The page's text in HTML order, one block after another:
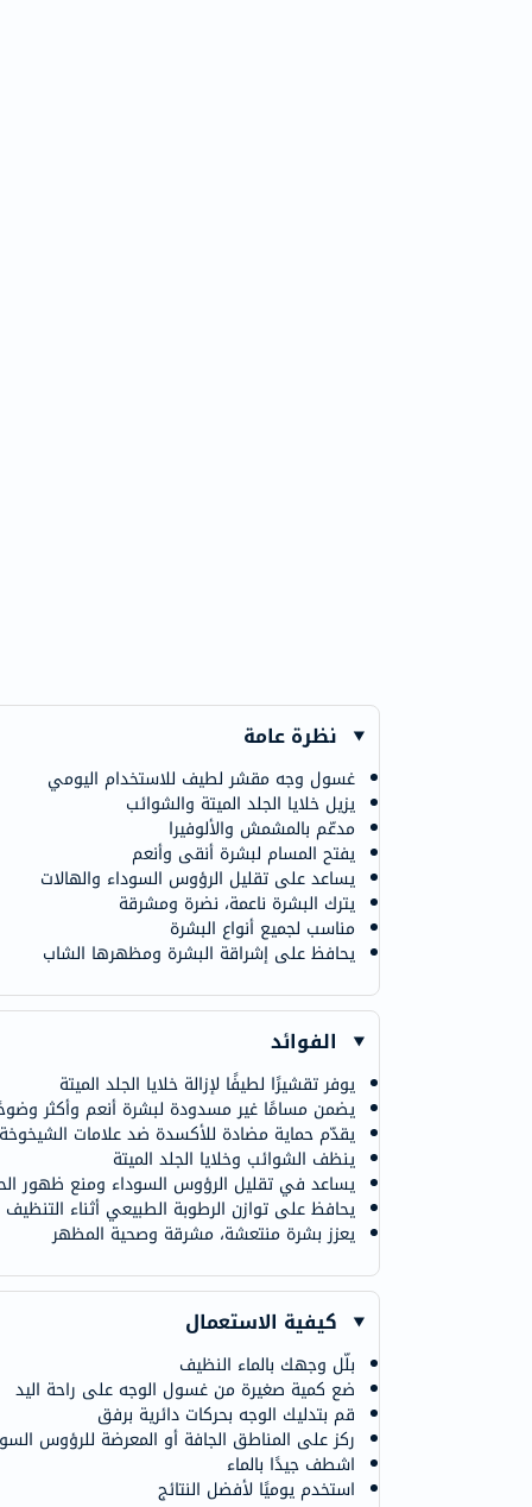
نظرة عامة
غسول وجه مقشر لطيف للاستخدام اليومي
يزيل خلايا الجلد الميتة والشوائب
مدعّم بالمشمش والألوفيرا
يفتح المسام لبشرة أنقى وأنعم
يساعد على تقليل الرؤوس السوداء والهالات
يترك البشرة ناعمة، نضرة ومشرقة
مناسب لجميع أنواع البشرة
يحافظ على إشراقة البشرة ومظهرها الشاب
الفوائد
يوفر تقشيرًا لطيفًا لإزالة خلايا الجلد الميتة
يضمن مسامًا غير مسدودة لبشرة أنعم وأكثر
يقدّم حماية مضادة للأكسدة ضد علامات الشيخوخة
ينظف الشوائب وخلايا الجلد الميتة
يساعد في تقليل الرؤوس السوداء ومنع ظهور
يحافظ على توازن الرطوبة الطبيعي أثناء التنظيف
يعزز بشرة منتعشة، مشرقة وصحية المظهر
كيفية الاستعمال
بلّل وجهك بالماء النظيف
ضع كمية صغيرة من غسول الوجه على راحة اليد
قم بتدليك الوجه بحركات دائرية برفق
ركز على المناطق الجافة أو المعرضة للرؤوس
اشطف جيدًا بالماء
استخدم يوميًا لأفضل النتائج